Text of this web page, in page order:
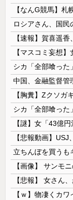
ロシアさん、国民
【速報】賀喜遥
シカ「全部喰った
シカ「全部喰っ
【ｗ】物凄くカ